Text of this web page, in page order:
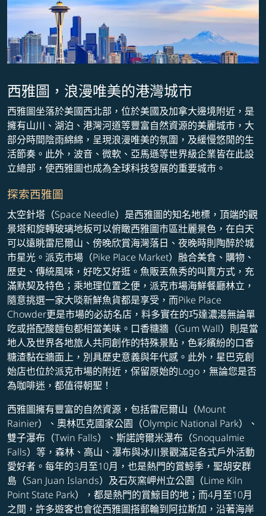
西雅圖，浪漫唯美的港灣城市
西雅圖坐落於美國西北部，位於美國及加拿大邊境附近，是
擁有山川、湖泊、港灣河道等豐富自然資源的美麗城市，大
部分時間陰雨綿綿，呈現浪漫唯美的氛圍，及緩慢悠閒的生
活節奏。此外，波音、微軟、亞馬遜等世界級企業皆在此設
立總部，使西雅圖也成為全球科技發展的重要城市。
探索西雅圖
太空針塔（Space Needle）是西雅圖的知名地標，頂端的觀
景塔和旋轉玻璃地板可以俯瞰西雅圖市區壯麗景色，在白天
可以遠眺雷尼爾山、傍晚欣賞海灣落日、夜晚時則陶醉於城
市星光。派克市場（Pike Place Market）融合美食、購物、
歷史、傳統風味，好吃又好逛。魚販丟魚秀的叫賣方式，充
滿默契及特色；乘地理位置之便，派克市場海鮮餐廳林立，
隨意挑選一家大啖新鮮魚貨都是享受，而Pike Place
Chowder更是市場的必訪名店，料多實在的巧達濃湯無論單
吃或搭配酸麵包都相當美味。口香糖牆（Gum Wall）則是當
地人及世界各地旅人共同創作的特殊景點，色彩繽紛的口香
糖渣黏在牆面上，別具歷史意義與年代感。此外，星巴克創
始店也位於派克市場的附近，保留原始的Logo，無論您是否
為咖啡迷，都值得朝聖！
西雅圖擁有豐富的自然資源，包括雷尼爾山（Mount
Rainier）、奧林匹克國家公園（Olympic National Park）、
雙子瀑布（Twin Falls）、斯諾誇爾米瀑布（Snoqualmie
Falls）等，森林、高山、瀑布與冰川景觀滿足各式戶外活動
愛好者。每年的3月至10月，也是熱門的賞鯨季，聖胡安群
島（San Juan Islands）及石灰窯岬州立公園（Lime Kiln
Point State Park），都是熱門的賞鯨目的地；而4月至10月
之間，許多遊客也會從西雅圖搭郵輪到阿拉斯加，沿著海岸